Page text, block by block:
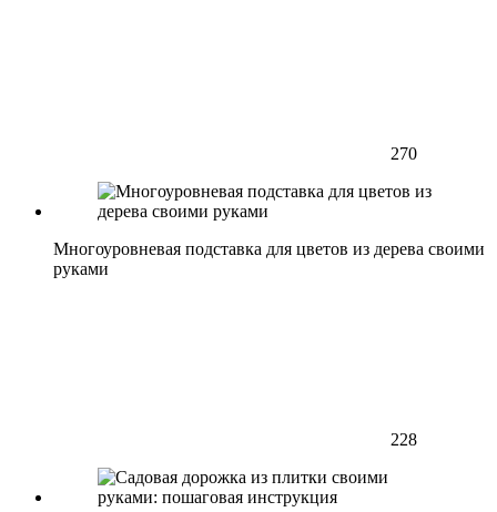
270
Многоуровневая подставка для цветов из дерева своими
руками
228